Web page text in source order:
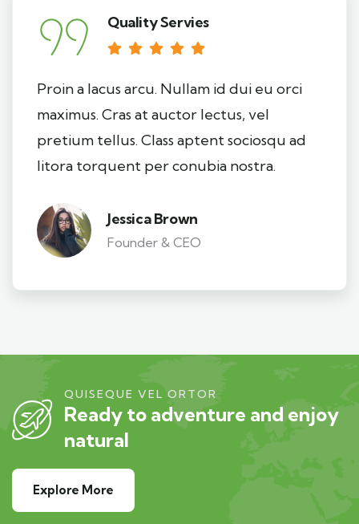
Quality Servies
Proin a lacus arcu. Nullam id dui eu orci
maximus. Cras at auctor lectus, vel
pretium tellus. Class aptent sociosqu ad
litora torquent per conubia nostra.
Jessica Brown
Founder & CEO
QUISEQUE VEL ORTOR
Ready to adventure and enjoy
natural
Explore More